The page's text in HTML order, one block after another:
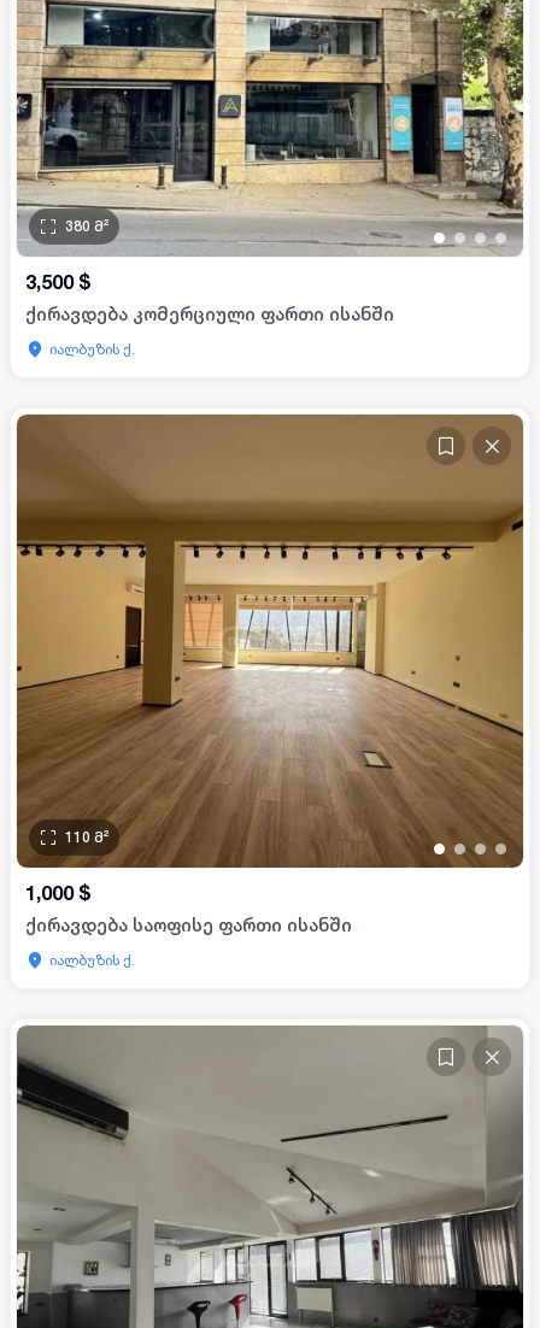
••••
380 მ²
3,500 $
ქირავდება კომერციული ფართი ისანში
იალბუზის ქ.
• • • •
110 მ²
1,000 $
ქირავდება საოფისე ფართი ისანში
იალბუზის ქ.